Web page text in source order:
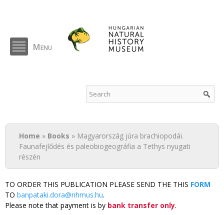
content
Menu
You are here
Home » Books » Magyarország júra brachiopodái.
Faunafejlődés és paleobiogeográfia a Tethys nyugati
részén
TO ORDER THIS PUBLICATION PLEASE SEND THE THIS FORM
TO banpataki.dora@nhmus.hu.
Please note that payment is by bank transfer only.